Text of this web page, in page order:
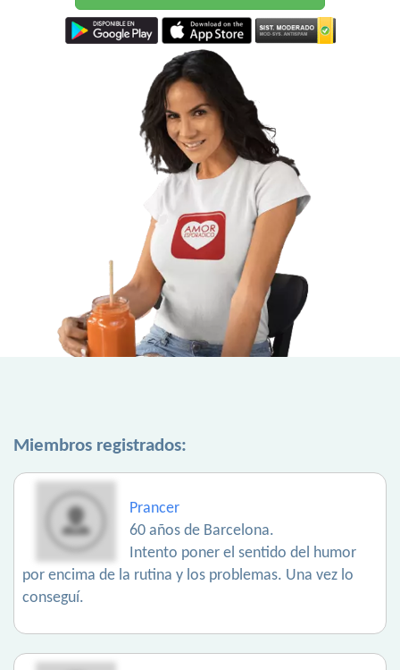
Miembros registrados:
Prancer
60 años de Barcelona.
Intento poner el sentido del humor
por encima de la rutina y los problemas. Una vez lo
conseguí.